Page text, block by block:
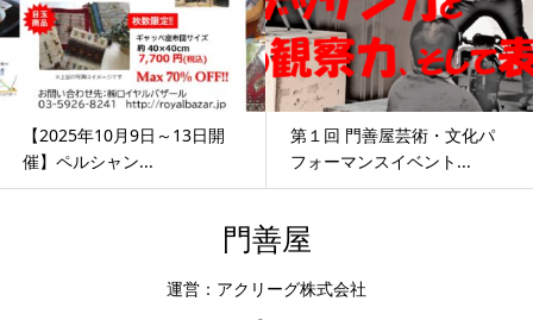
【2025年10月9日～13日開
催】ペルシャン...
第１回 門善屋芸術・文化パ
フォーマンスイベント...
門善屋
運営：アクリーグ株式会社